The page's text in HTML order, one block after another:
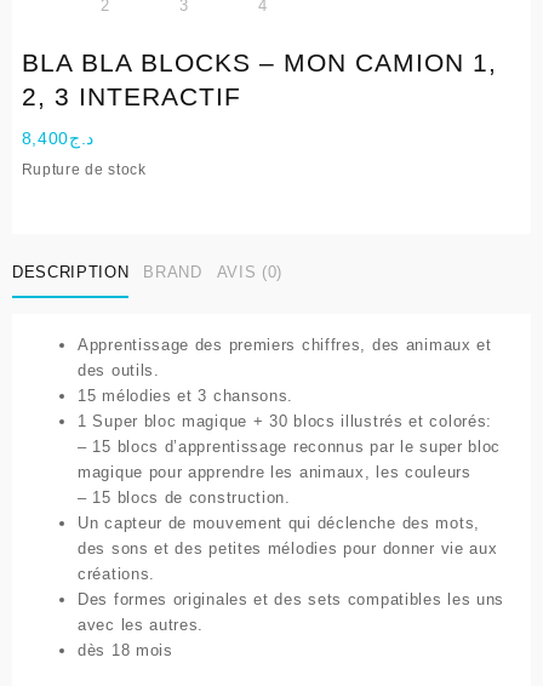
BLA BLA BLOCKS – MON CAMION 1,
2, 3 INTERACTIF
د.ج8,400
Rupture de stock
DESCRIPTION BRAND AVIS (0)
Apprentissage des premiers chiffres, des animaux et
des outils.
15 mélodies et 3 chansons.
1 Super bloc magique + 30 blocs illustrés et colorés:
– 15 blocs d’apprentissage reconnus par le super bloc
magique pour apprendre les animaux, les couleurs
– 15 blocs de construction.
Un capteur de mouvement qui déclenche des mots,
des sons et des petites mélodies pour donner vie aux
créations.
Des formes originales et des sets compatibles les uns
avec les autres.
dès 18 mois